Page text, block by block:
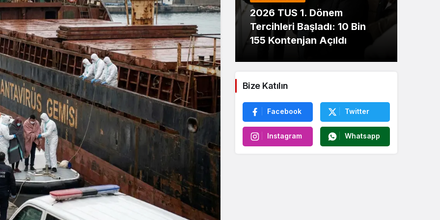
Reçete Skandalı İddiası:
Sanıklar Yönlendirme
Suçlamasını Reddetti
2026 TUS 1. Dönem
Tercihleri Başladı: 10 Bin
155 Kontenjan Açıldı
Bize Katılın
Facebook Twitter
Instagram Whatsapp